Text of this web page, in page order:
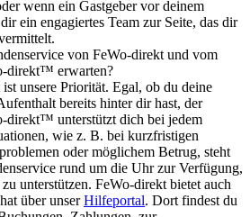
wenn ein Gastgeber vor deinem
ein engagiertes Team zur Seite, das dir
von FeWo-direkt und vom
direkt™ erwarten?
unsere Priorität. Egal, ob du deine
bereits hinter dir hast, der
direkt™ unterstützt dich bei jedem
wie z. B. bei kurzfristigen
oder möglichem Betrug, steht
rund um die Uhr zur Verfügung,
unterstützen. FeWo-direkt bietet auch
über unserHilfeportal. Dort findest du